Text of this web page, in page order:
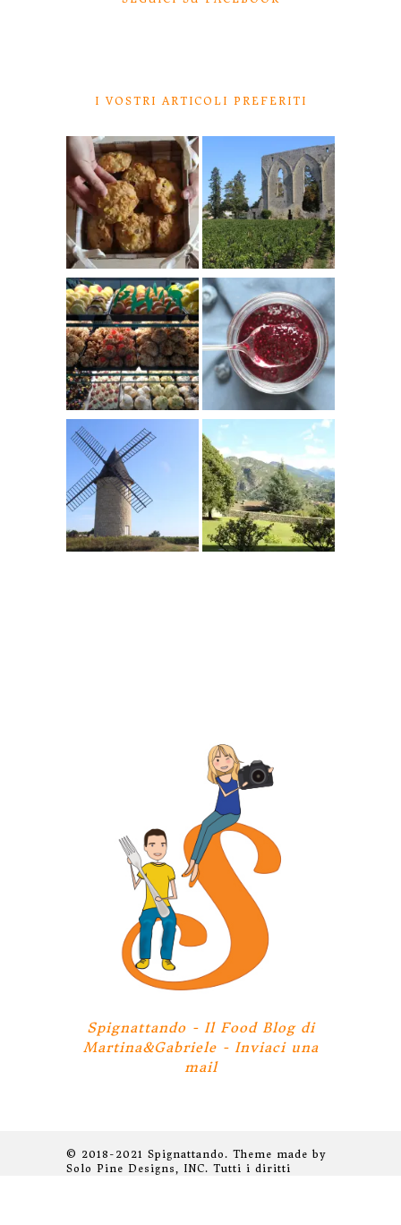
I VOSTRI ARTICOLI PREFERITI
Spignattando - Il Food Blog di
Martina&Gabriele - Inviaci una
mail
© 2018-2021 Spignattando. Theme made by
Solo Pine Designs, INC. Tutti i diritti